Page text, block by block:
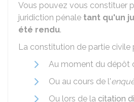
Vous pouvez vous constituer
juridiction pénale tant qu'un
été rendu.
La constitution de partie civile
Au moment du dépôt
Ou au cours de l'
Ou lors de la citation